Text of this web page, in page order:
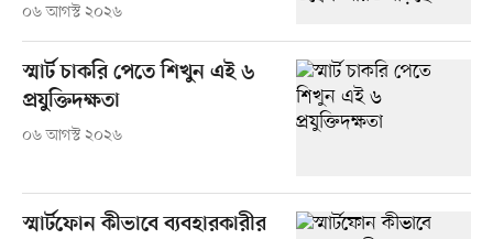
০৬ আগস্ট ২০২৬
স্মার্ট চাকরি পেতে শিখুন এই ৬
প্রযুক্তিদক্ষতা
০৬ আগস্ট ২০২৬
স্মার্টফোন কীভাবে ব্যবহারকারীর